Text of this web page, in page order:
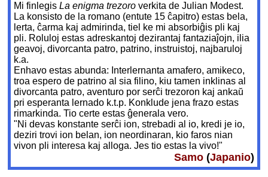
Mi finlegisLa enigma trezoro verkita de Julian Modest.
La konsisto de la romano (entute 15 ĉapitro) estas bela,
lerta, ĉarma kaj admirinda, tiel ke mi absorbiĝis pli kaj
pli. Roluloj estas adreskantoj dezirantaj fantaziaĵojn, ilia
geavoj, divorcanta patro, patrino, instruistoj, najbaruloj
k.a.
Enhavo estas abunda: Interlernanta amafero, amikeco,
troa espero de patrino al sia filino, kiu tamen inklinas al
divorcanta patro, aventuro por serĉi trezoron kaj ankaŭ
pri esperanta lernado k.t.p. Konklude jena frazo estas
rimarkinda. Tio certe estas ĝenerala vero.
"Ni devas konstante serĉi ion, strebadi al io, kredi je io,
deziri trovi ion belan, ion neordinaran, kio faros nian
vivon pli interesa kaj alloga. Jes tio estas la vivo!"
Samo(Japanio)